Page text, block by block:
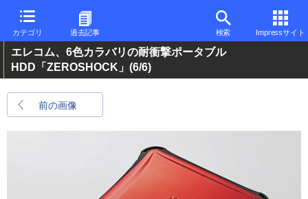
カテゴリ 過去記事 検索 Impressサイト
エレコム、6色カラバリの耐衝撃ポータブル
HDD「ZEROSHOCK」 (6/6)
前の画像